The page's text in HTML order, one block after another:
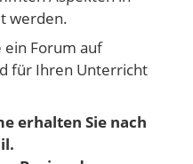
werden.
ein Forum auf
für Ihren Unterricht
erhalten Sie nach